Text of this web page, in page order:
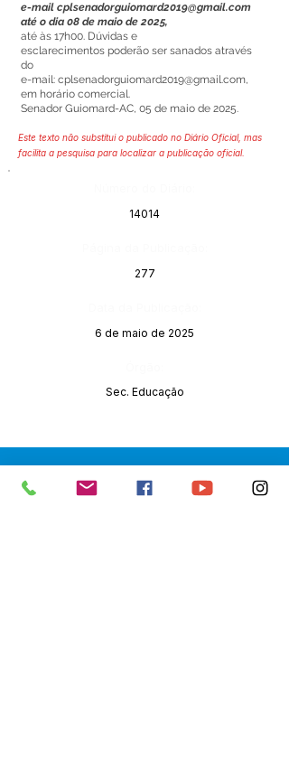
e-mail cplsenadorguiomard2019@gmail.com
até o dia 08 de maio de 2025,
até às 17h00. Dúvidas e
esclarecimentos poderão ser sanados através
do
e-mail: cplsenadorguiomard2019@gmail.com,
em horário comercial.
Senador Guiomard-AC, 05 de maio de 2025.
Este texto não substitui o publicado no Diário Oficial, mas
facilita a pesquisa para localizar a publicação oficial.
14014
277
6 de maio de 2025
Sec. Educação